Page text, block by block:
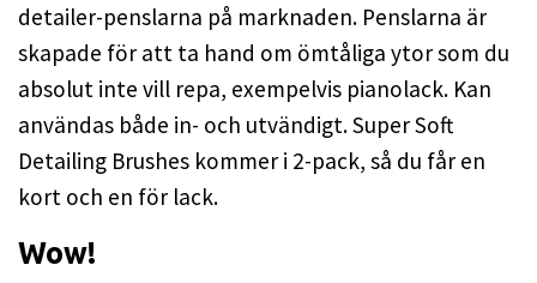
detailer-penslarna på marknaden. Penslarna är
skapade för att ta hand om ömtåliga ytor som du
absolut inte vill repa, exempelvis pianolack. Kan
användas både in- och utvändigt. Super Soft
Detailing Brushes kommer i 2-pack, så du får en
kort och en för lack.
Wow!